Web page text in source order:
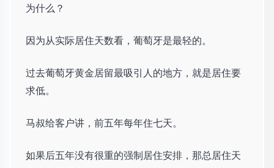
为什么？
因为从实际居住天数看，葡萄牙是最轻的。
过去葡萄牙黄金居留最吸引人的地方，就是居住要
求低。
马叔给客户讲，前五年每年住七天。
如果后五年没有很重的强制居住安排，那总居住天